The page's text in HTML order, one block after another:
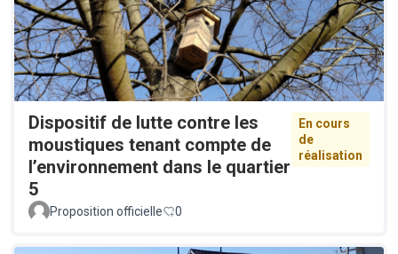
Dispositif de lutte contre les
moustiques tenant compte de
l’environnement dans le quartier
5
En cours
de
réalisation
Proposition officielle 0